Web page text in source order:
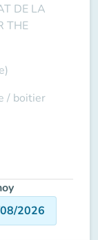
DE LA
THE
/ boitier
2026